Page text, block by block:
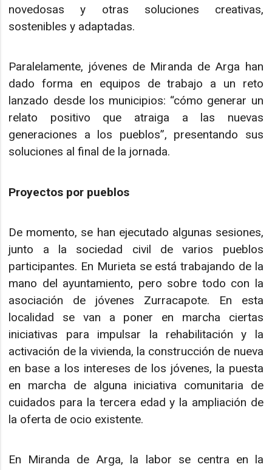
novedosas y otras soluciones creativas,
sostenibles y adaptadas.
Paralelamente, jóvenes de Miranda de Arga han
dado forma en equipos de trabajo a un reto
lanzado desde los municipios: “cómo generar un
relato positivo que atraiga a las nuevas
generaciones a los pueblos”, presentando sus
soluciones al final de la jornada.
Proyectos por pueblos
De momento, se han ejecutado algunas sesiones,
junto a la sociedad civil de varios pueblos
participantes. En Murieta se está trabajando de la
mano del ayuntamiento, pero sobre todo con la
asociación de jóvenes Zurracapote. En esta
localidad se van a poner en marcha ciertas
iniciativas para impulsar la rehabilitación y la
activación de la vivienda, la construcción de nueva
en base a los intereses de los jóvenes, la puesta
en marcha de alguna iniciativa comunitaria de
cuidados para la tercera edad y la ampliación de
la oferta de ocio existente.
En Miranda de Arga, la labor se centra en la